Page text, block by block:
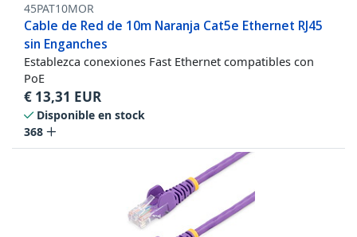
45PAT10MOR
Cable de Red de 10m Naranja Cat5e Ethernet RJ45
sin Enganches
Establezca conexiones Fast Ethernet compatibles con
PoE
€ 13,31 EUR
Disponible en stock
368